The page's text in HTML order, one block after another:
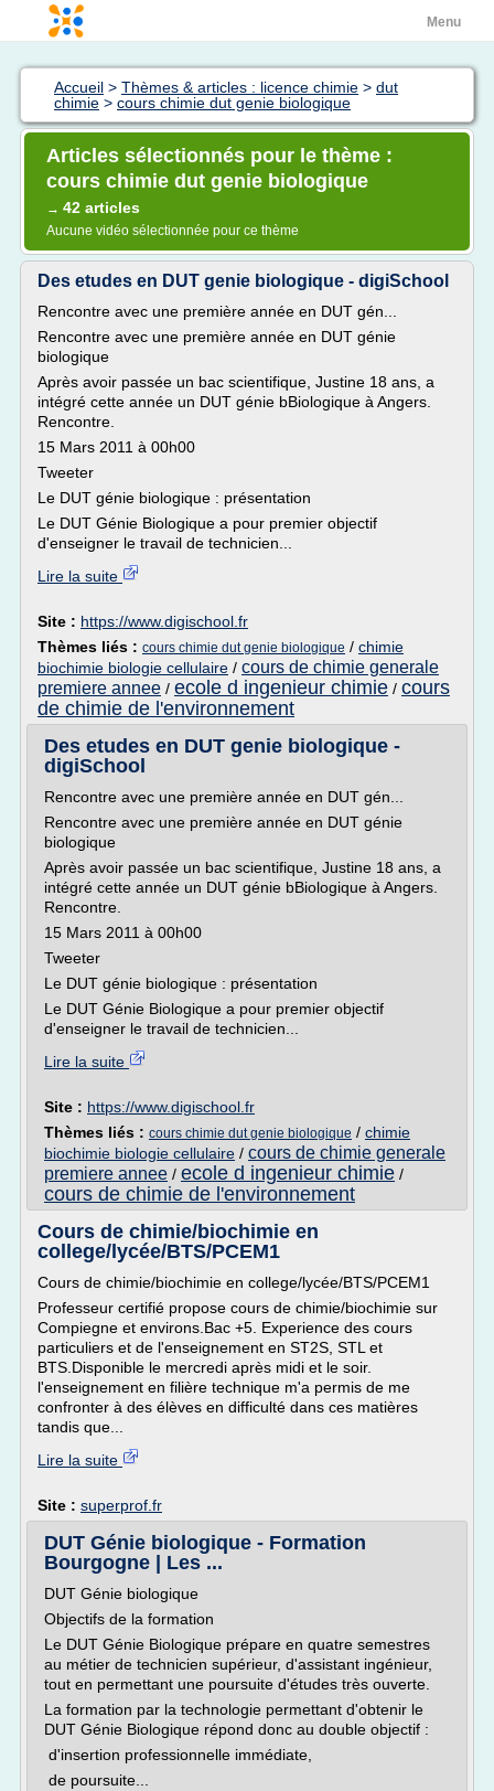
Menu
Accueil > Thèmes & articles : licence chimie > dut
chimie > cours chimie dut genie biologique
Articles sélectionnés pour le thème :
cours chimie dut genie biologique
→ 42 articles
Aucune vidéo sélectionnée pour ce thème
Des etudes en DUT genie biologique - digiSchool
Rencontre avec une première année en DUT gén...
Rencontre avec une première année en DUT génie
biologique
Après avoir passée un bac scientifique, Justine 18 ans, a
intégré cette année un DUT génie bBiologique à Angers.
Rencontre.
15 Mars 2011 à 00h00
Tweeter
Le DUT génie biologique : présentation
Le DUT Génie Biologique a pour premier objectif
d'enseigner le travail de technicien...
Lire la suite
Site : https://www.digischool.fr
Thèmes liés : cours chimie dut genie biologique / chimie
biochimie biologie cellulaire / cours de chimie generale
premiere annee / ecole d ingenieur chimie / cours
de chimie de l'environnement
Des etudes en DUT genie biologique -
digiSchool
Rencontre avec une première année en DUT gén...
Rencontre avec une première année en DUT génie
biologique
Après avoir passée un bac scientifique, Justine 18 ans, a
intégré cette année un DUT génie bBiologique à Angers.
Rencontre.
15 Mars 2011 à 00h00
Tweeter
Le DUT génie biologique : présentation
Le DUT Génie Biologique a pour premier objectif
d'enseigner le travail de technicien...
Lire la suite
Site : https://www.digischool.fr
Thèmes liés : cours chimie dut genie biologique / chimie
biochimie biologie cellulaire / cours de chimie generale
premiere annee / ecole d ingenieur chimie /
cours de chimie de l'environnement
Cours de chimie/biochimie en
college/lycée/BTS/PCEM1
Cours de chimie/biochimie en college/lycée/BTS/PCEM1
Professeur certifié propose cours de chimie/biochimie sur
Compiegne et environs.Bac +5. Experience des cours
particuliers et de l'enseignement en ST2S, STL et
BTS.Disponible le mercredi après midi et le soir.
l'enseignement en filière technique m'a permis de me
confronter à des élèves en difficulté dans ces matières
tandis que...
Lire la suite
Site : superprof.fr
DUT Génie biologique - Formation
Bourgogne | Les ...
DUT Génie biologique
Objectifs de la formation
Le DUT Génie Biologique prépare en quatre semestres
au métier de technicien supérieur, d'assistant ingénieur,
tout en permettant une poursuite d'études très ouverte.
La formation par la technologie permettant d'obtenir le
DUT Génie Biologique répond donc au double objectif :
d'insertion professionnelle immédiate,
de poursuite...